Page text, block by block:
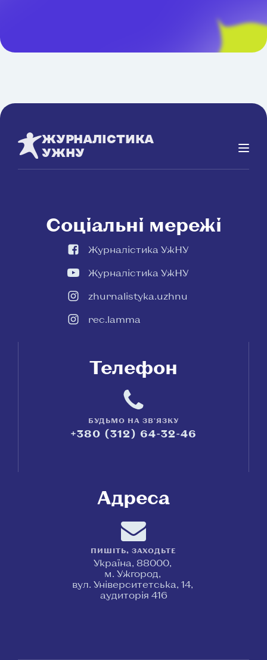
ЖУРНАЛІСТИКА
УЖНУ
Соціальні мережі
Журналістика УжНУ
Журналістика УжНУ
zhurnalistyka.uzhnu
rec.lamma
Телефон
БУДЬМО НА ЗВ'ЯЗКУ
+380 (312) 64-32-46
Адреса
ПИШІТЬ, ЗАХОДЬТЕ
Україна, 88000,
м. Ужгород,
вул. Університетська, 14,
аудиторія 416